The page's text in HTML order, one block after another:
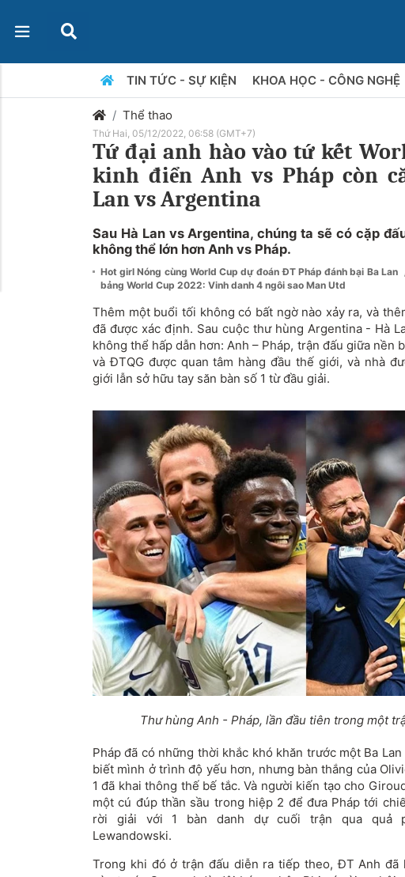
TIN TỨC - SỰ KIỆN KHOA HỌC - CÔNG NGHỆ
Thể thao
Thứ Hai, 05/12/2022, 06:58 (GMT+7)
Tứ đại anh hào vào tứ kết
kinh điển Anh vs Pháp còn
Lan vs Argentina
Sau Hà Lan vs Argentina, chúng ta sẽ có cặp
không thể lớn hơn Anh vs Pháp.
Hot girl Nóng cùng World Cup dự đoán ĐT Pháp đánh bại Ba Lan
bảng World Cup 2022: Vinh danh 4 ngôi sao Man Utd
Thêm một buổi tối không có bất ngờ nào xảy ra, và
đã được xác định. Sau cuộc thư hùng Argentina - Hà
không thể hấp dẫn hơn: Anh – Pháp, trận đấu giữa nền
và ĐTQG được quan tâm hàng đầu thế giới, và nhà
giới lẫn sở hữu tay săn bàn số 1 từ đầu giải.
Thư hùng Anh - Pháp, lần đầu tiên trong một
Pháp đã có những thời khắc khó khăn trước một Ba
biết mình ở trình độ yếu hơn, nhưng bàn thắng của
1 đã khai thông thế bế tắc. Và người kiến tạo cho
một cú đúp thần sầu trong hiệp 2 để đưa Pháp tới
rời giải với 1 bàn danh dự cuối trận qua quả
Lewandowski.
Trong khi đó ở trận đấu diễn ra tiếp theo, ĐT Anh đã